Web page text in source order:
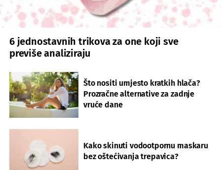
6 jednostavnih trikova za one koji sve
previše analiziraju
Što nositi umjesto kratkih hlača?
Prozračne alternative za zadnje
vruće dane
Kako skinuti vodootpornu maskaru
bez oštećivanja trepavica?